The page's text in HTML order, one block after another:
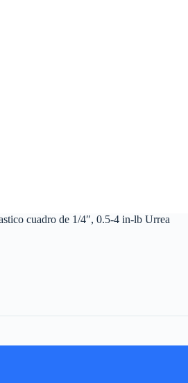
cuadro de 1/4″, 0.5-4 in-lb Urrea